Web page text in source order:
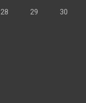
28 29 30